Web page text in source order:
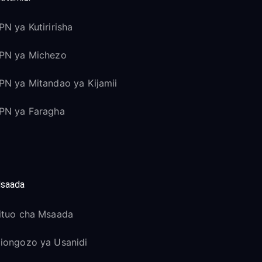
ya Kutiririsha
ya Michezo
ya Mitandao ya Kijamii
ya Faragha
cha Msaada
ya Usanidi